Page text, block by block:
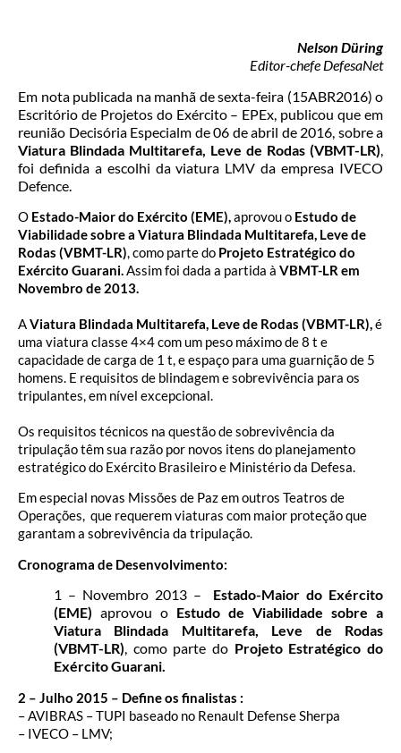
Nelson Düring
Editor-chefe DefesaNet
Em nota publicada na manhã de sexta-feira (15ABR2016) o
Escritório de Projetos do Exército – EPEx, publicou que em
reunião Decisória Especialm de 06 de abril de 2016, sobre a
Viatura Blindada Multitarefa, Leve de Rodas (VBMT-LR)
foi definida a escolhi da viatura LMV da empresa IVECO
Defence.
O Estado-Maior do Exército (EME),aprovou o Estudo de
Viabilidade sobre a Viatura Blindada Multitarefa, Leve de
Rodas (VBMT-LR), como parte do Projeto Estratégico do
Exército Guarani.Assim foi dada a partida à VBMT-LR em
Novembro de 2013.
AViatura Blindada Multitarefa, Leve de Rodas (VBMT-LR),é
uma viatura classe 4×4 com um peso máximo de 8 t e
capacidade de carga de 1 t, e espaço para uma guarnição de 5
homens. E requisitos de blindagem e sobrevivência para os
tripulantes, em nível excepcional.
Os requisitos técnicos na questão de sobrevivência da
tripulação têm sua razão por novos itens do planejamento
estratégico do Exército Brasileiro e Ministério da Defesa.
Em especial novas Missões de Paz em outros Teatros de
Operações, que requerem viaturas com maior proteção que
garantam a sobrevivência da tripulação.
Cronograma de Desenvolvimento:
1 – Novembro 2013 – Estado-Maior do Exército
(EME) aprovou o Estudo de Viabilidade sobre a
Viatura Blindada Multitarefa, Leve de Rodas
(VBMT-LR), como parte do Projeto Estratégico do
Exército Guarani.
2 – Julho 2015 – Define os finalistas :
– AVIBRAS – TUPI baseado no Renault Defense Sherpa
– IVECO – LMV;